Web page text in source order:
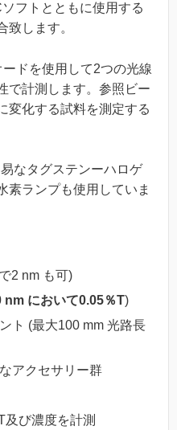
フトとともに使用する
致します。
ドを使用して2つの光線
で計測します。参照ビー
変化する試料を測定する
なタグステンーハロゲ
素ランプも使用していま
2 nm も可)
nm において0.05％T)
ト (最大100 mm 光路長
アクセサリー群
び濃度を計測